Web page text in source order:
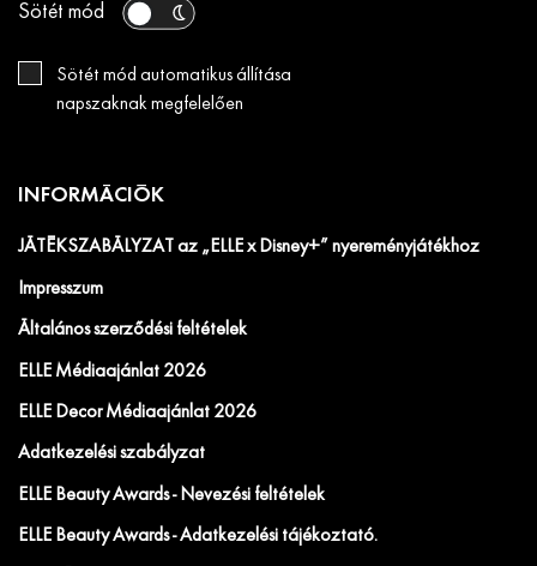
Sötét mód
Sötét mód automatikus állítása
napszaknak megfelelően
INFORMÁCIÓK
JÁTÉKSZABÁLYZAT az „ELLE x Disney+” nyereményjátékhoz
Impresszum
Általános szerződési feltételek
ELLE Médiaajánlat 2026
ELLE Decor Médiaajánlat 2026
Adatkezelési szabályzat
ELLE Beauty Awards - Nevezési feltételek
ELLE Beauty Awards - Adatkezelési tájékoztató.